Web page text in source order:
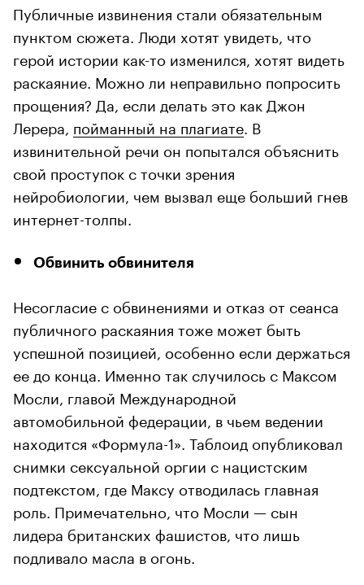
Публичные извинения стали обязательным
пунктом сюжета. Люди хотят увидеть, что
герой истории как-то изменился, хотят видеть
раскаяние. Можно ли неправильно попросить
прощения? Да, если делать это как Джон
Лерера, пойманный на плагиате . В
извинительной речи он попытался объяснить
свой проступок с точки зрения
нейробиологии, чем вызвал еще больший гнев
интернет-толпы.
Обвинить обвинителя
Несогласие с обвинениями и отказ от сеанса
публичного раскаяния тоже может быть
успешной позицией, особенно если держаться
ее до конца. Именно так случилось с Максом
Мосли, главой Международной
автомобильной федерации, в чьем ведении
находится «Формула-1». Таблоид опубликовал
снимки сексуальной оргии с нацистским
подтекстом, где Максу отводилась главная
роль. Примечательно, что Мосли — сын
лидера британских фашистов, что лишь
подливало масла в огонь.